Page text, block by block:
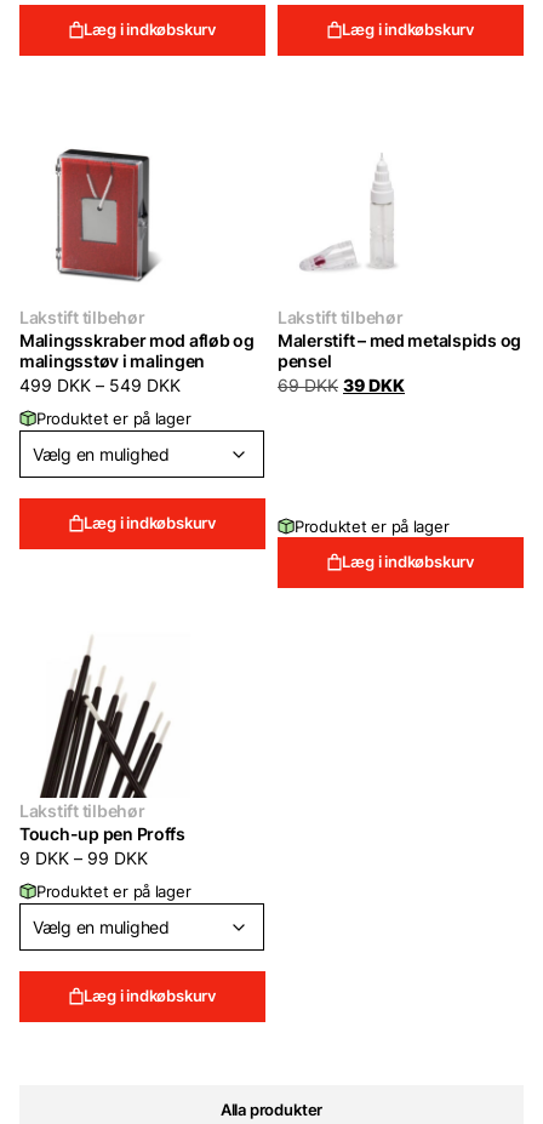
Alla produkter
Læg i indkøbskurv Læg i indkøbskurv
Lakstift tilbehør
Malingsskraber mod afløb og
malingsstøv i malingen
499 DKK – 549 DKKPrisinterval:
til
Produktet er på lager
Læg i indkøbskurv
Lakstift tilbehør
Malerstift – med metalspids og
pensel
69DKK Den
39DKKDen
Produktet er på lager
Læg i indkøbskurv
Lakstift tilbehør
Touch-up pen Proffs
9 DKK – 99 DKKPrisinterval:
til
Produktet er på lager
Læg i indkøbskurv